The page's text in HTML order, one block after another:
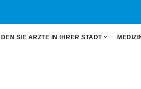
SIE ÄRZTE IN IHRER STADT